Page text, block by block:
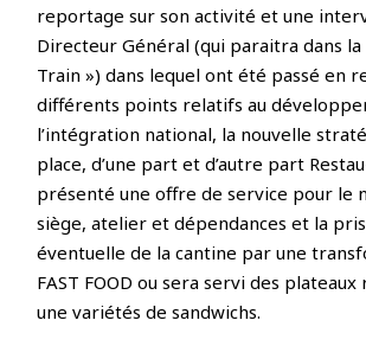
reportage sur son activité et une
Directeur Général (qui paraitra dans
Train ») dans lequel ont été passé en
différents points relatifs au
l’intégration national, la nouvelle
place, d’une part et d’autre part
présenté une offre de service pour le
siège, atelier et dépendances et la
éventuelle de la cantine par une
FAST FOOD ou sera servi des
une variétés de sandwichs.